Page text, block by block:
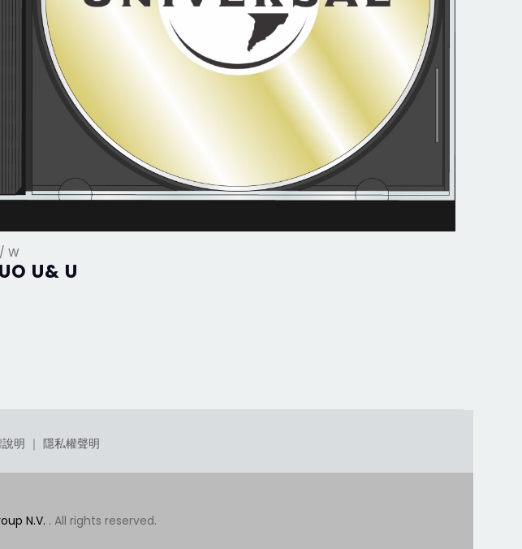
W
U& U
明 ｜ 隱私權聲明
N.V. . All rights reserved.